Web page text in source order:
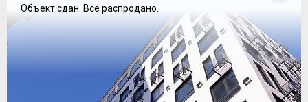
Объект сдан. Всё распродано.